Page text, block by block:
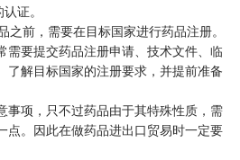
证。
前，需要在目标国家进行药品注册。
需要提交药品注册申请、技术文件、临
了解目标国家的注册要求，并提前准备
项，只不过药品由于其特殊性质，需
点。因此在做药品进出口贸易时一定要